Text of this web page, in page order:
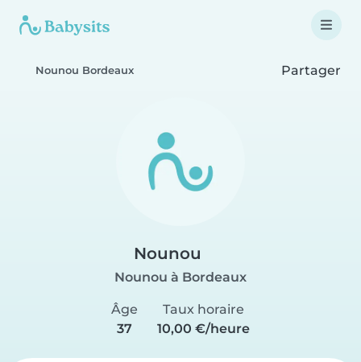
Nounou Bordeaux Partager
Nounou
Nounou à Bordeaux
Âge
37
Taux horaire
10,00 €/heure